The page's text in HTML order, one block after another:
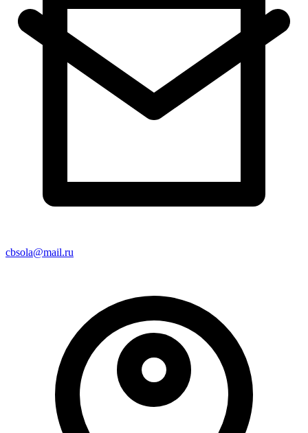
cbsola@mail.ru